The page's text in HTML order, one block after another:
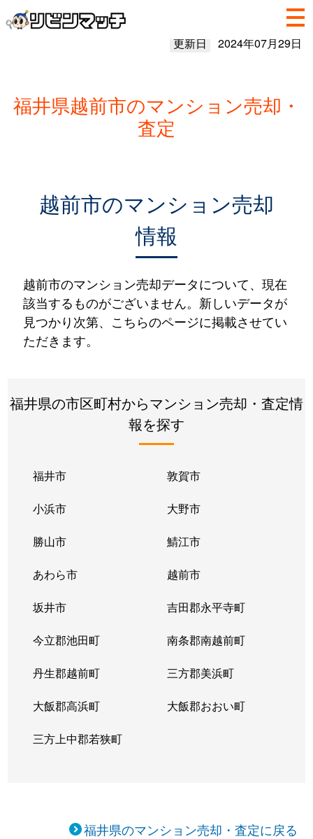
更新日 2024年07月29日
福井県越前市のマンション売却・
査定
越前市のマンション売却
情報
越前市のマンション売却データについて、現在
該当するものがございません。新しいデータが
見つかり次第、こちらのページに掲載させてい
ただきます。
福井県の市区町村からマンション売却・査定情
報を探す
福井市 敦賀市
小浜市 大野市
勝山市 鯖江市
あわら市 越前市
坂井市 吉田郡永平寺町
今立郡池田町 南条郡南越前町
丹生郡越前町 三方郡美浜町
大飯郡高浜町 大飯郡おおい町
三方上中郡若狭町
福井県のマンション売却・査定に戻る